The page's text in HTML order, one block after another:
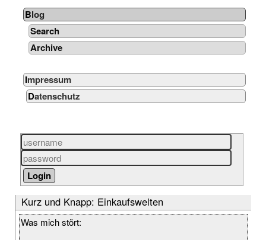
Blog
Search
Archive
Impressum
Datenschutz
Kurz und Knapp: Einkaufswelten
Was mich stört: